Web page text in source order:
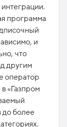
программа
и
что
другим
оператор
«Газпром
до более